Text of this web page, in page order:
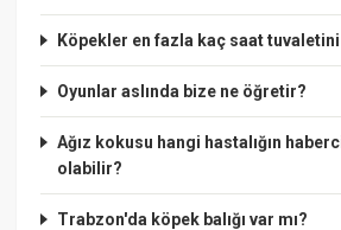
Köpekler en fazla kaç saat
Oyunlar aslında bize ne öğretir?
Ağız kokusu hangi hastalığın
olabilir?
Trabzon'da köpek balığı var mı?